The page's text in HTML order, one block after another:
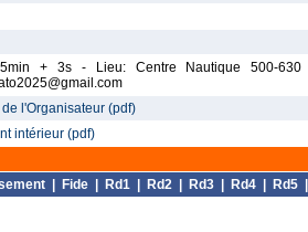
+ 3s - Lieu: Centre Nautique 500-
l'Organisateur (pdf)
intérieur (pdf)
Fide Rd1 Rd2 Rd3 Rd4 Rd5